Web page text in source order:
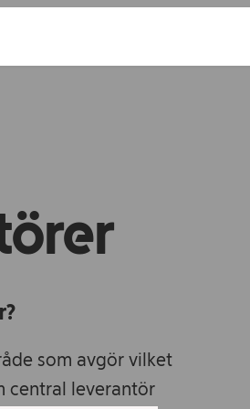
som avgör vilket
central leverantör